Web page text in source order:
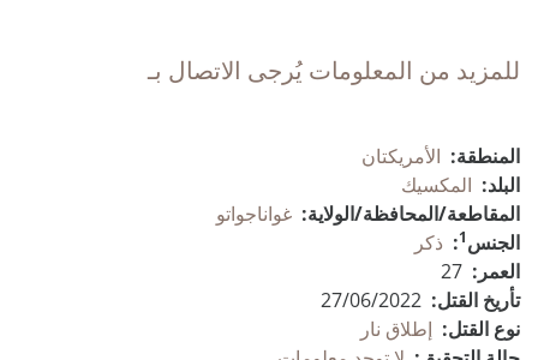
للمزيد من المعلومات يُرجى الاتصال بـ
المنطقة: الأمريكتان
البلد: المكسيك
المقاطعة/المحافظة/الولاية: غواناجواتو
الجنس1
: ذكر
العمر: 27
تأريخ القتل: 27/06/2022
نوع القتل: إطلاق نار